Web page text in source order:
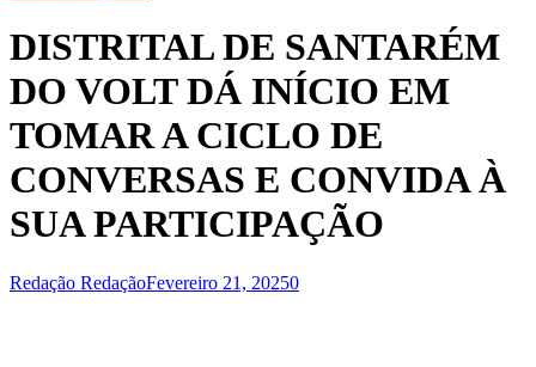
DISTRITAL DE SANTARÉM
DO VOLT DÁ INÍCIO EM
TOMAR A CICLO DE
CONVERSAS E CONVIDA À
SUA PARTICIPAÇÃO
Redação RedaçãoFevereiro 21, 20250